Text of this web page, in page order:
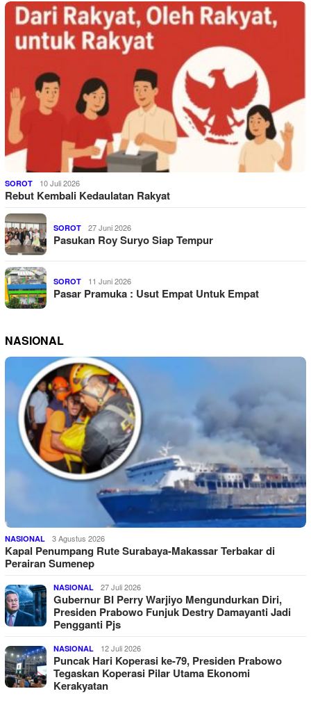
SOROT 10 Juli 2026
Rebut Kembali Kedaulatan Rakyat
SOROT 27 Juni 2026
Pasukan Roy Suryo Siap Tempur
SOROT 11 Juni 2026
Pasar Pramuka : Usut Empat Untuk Empat
NASIONAL
NASIONAL 3 Agustus 2026
Kapal Penumpang Rute Surabaya-Makassar Terbakar di
Perairan Sumenep
NASIONAL 27 Juli 2026
Gubernur BI Perry Warjiyo Mengundurkan Diri,
Presiden Prabowo Funjuk Destry Damayanti Jadi
Pengganti Pjs
NASIONAL 12 Juli 2026
Puncak Hari Koperasi ke-79, Presiden Prabowo
Tegaskan Koperasi Pilar Utama Ekonomi
Kerakyatan